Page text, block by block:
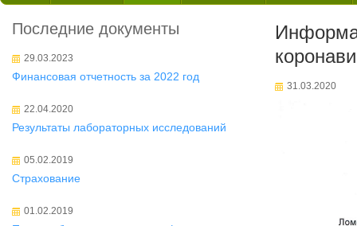
Последние документы
29.03.2023
Финансовая отчетность за 2022 год
22.04.2020
Результаты лабораторных исследований
05.02.2019
Страхование
01.02.2019
31.03.2020